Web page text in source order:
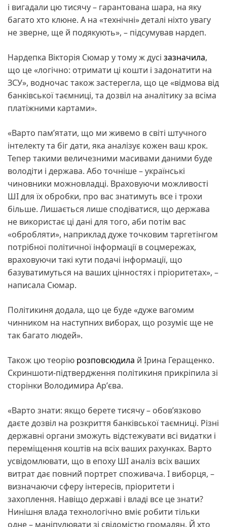
і вигадали цю тисячу – гарантована шара, на яку
багато хто клюне. А на «технічні» деталі ніхто увагу
не зверне, ще й подякують», – підсумував нардеп.
Нардепка Вікторія Сюмар у тому ж дусі зазначила,
що це «логічно: отримати ці кошти і задонатити на
ЗСУ», водночас також застерегла, що це «відмова від
банківської таємниці, та дозвіл на аналітику за всіма
платіжними картами».
«Варто памʼятати, що ми живемо в світі штучного
інтелекту та біг дати, яка аналізує кожен ваш крок.
Тепер такими величезними масивами даними буде
володіти і держава. Або точніше – українські
чиновники можновладці. Враховуючи можливості
ШІ для їх обробки, про вас знатимуть все і трохи
більше. Лишається лише сподіватися, що держава
не використає ці дані для того, аби потім вас
«обробляти», наприклад дуже точковим таргетінгом
потрібної політичної інформації в соцмережах,
враховуючи такі кути подачі інформації, що
базуватимуться на ваших цінностях і пріоритетах», –
написала Сюмар.
Політикиня додала, що це буде «дуже вагомим
чинником на наступних виборах, що розуміє ще не
так багато людей».
Також цю теорію розповсюдила й Ірина Геращенко.
Скриншоти-підтвердження політикиня прикріпила зі
сторінки Володимира Арʼєва.
«Варто знати: якщо берете тисячу – обовʼязково
даєте дозвіл на розкриття банківської таємниці. Різні
державні органи зможуть відстежувати всі видатки і
переміщення коштів на всіх ваших рахунках. Варто
усвідомлювати, що в епоху ШІ аналіз всіх ваших
витрат дає повний портрет споживача. І виборця, –
визначаючи сферу інтересів, пріоритети і
захоплення. Навіщо державі і владі все це знати?
Нинішня влада технологічно вміє робити тільки
одне – маніпулювати зі свідомістю громадян. Й хто